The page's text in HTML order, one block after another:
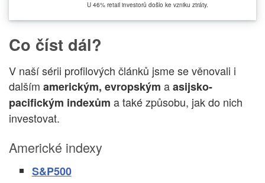
U 46% retail investorů došlo ke vzniku ztráty.
Co číst dál?
V naší sérii profilových článků jsme se věnovali i
dalším americkým, evropským aasijsko-
pacifickým indexům a také způsobu, jak do nich
investovat.
Americké indexy
S&P500